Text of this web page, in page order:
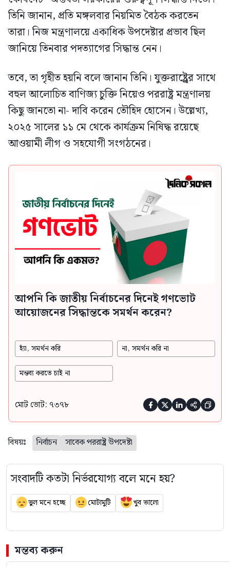
তিনি জানান, প্রতি মঙ্গলবার নিয়মিত বৈঠক করতেন
তারা। নিজ মন্ত্রণালয়ে একাধিক উপদেষ্টার প্রভাব ছিল
জানিয়ে তিনবার পদত্যাগের সিদ্ধান্ত নেন।
তবে, তা গৃহীত হয়নি বলে জানান তিনি। যুক্তরাষ্ট্র্রের সাথে
বহুল আলোচিত বাণিজ্য চুক্তি নিয়েও পররাষ্ট্র মন্ত্রণালয়
কিছু জানতো না- দাবি করেন তৌহিদ হোসেন। উল্লেখ্য,
২০২৫ সালের ১১ মে থেকে কার্যক্রম নিষিদ্ধ রয়েছে
আওয়ামী লীগ ও সহযোগী সংগঠনের।
আপনি কি জাতীয় নির্বাচনের দিনেই গণভোট
আয়োজনের সিদ্ধান্তকে সমর্থন করেন?
হ্যাঁ, সমর্থন করি না, সমর্থন করি না
মন্তব্য করতে চাই না
মোট ভোট: ৭৩৭৮     
বিষয়ঃ নির্বাচন সাবেক পররাষ্ট্র উপদেষ্টা
সংবাদটি কতটা নির্ভরযোগ্য বলে মনে হয়?
ভুল মনে হচ্ছে মোটামুটি খুব ভালো
মন্তব্য করুন